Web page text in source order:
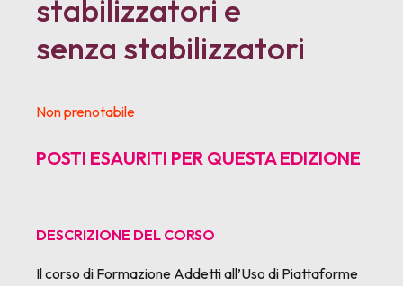
stabilizzatori e
senza stabilizzatori
Non prenotabile
POSTI ESAURITI PER QUESTA EDIZIONE
DESCRIZIONE DEL CORSO
Il corso di Formazione Addetti all’Uso di Piattaforme